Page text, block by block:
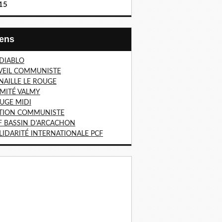
COMMUNISTE
LE ROUGE
VALMY
MIDI
COMMUNISTE
BASSIN D'ARCACHON
INTERNATIONALE PCF